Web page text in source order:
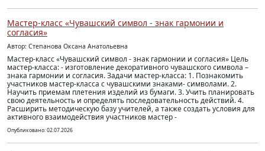
Мастер-класс «Чувашский символ - знак гармонии и
согласия»
Автор: Степанова Оксана Анатольевна
Мастер-класс «Чувашский символ - знак гармонии и согласия» Цель
мастер-класса: - изготовление декоративного чувашского символа –
знака гармонии и согласия. Задачи мастер-класса: 1. Познакомить
участников мастер-класса с чувашскими знаками- символами. 2.
Научить приемам плетения изделий из бумаги. 3. Учить планировать
свою деятельность и определять последовательность действий. 4.
Расширить методическую базу учителей, а также создать условия для
активного взаимодействия участников мастер -
Опубликовано: 02.07.2026